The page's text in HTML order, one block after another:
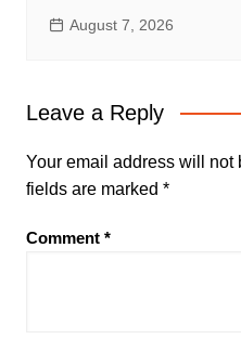
August 7, 2026
Leave a Reply
Your email address will not
fields are marked *
Comment *